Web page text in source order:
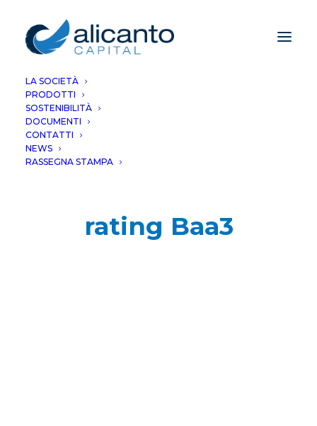
LA SOCIETÀ
PRODOTTI
SOSTENIBILITÀ
DOCUMENTI
CONTATTI
NEWS
RASSEGNA STAMPA
rating Baa3